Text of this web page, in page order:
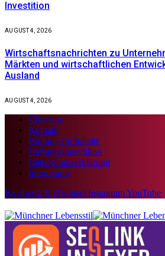
Investition
AUGUST 4, 2026
Wirtschaftsnachrichten zu
Märkten und wirtschaftlichen
Ausland
AUGUST 4, 2026
Über uns
Kontakt
Haftung für Inhalte
Haftungsausschluss
Datenschutzerklärung
Impressum
Facebook X (Twitter) InstagramYouTube